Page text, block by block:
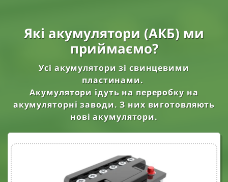
Які акумулятори (АКБ) ми
приймаємо?
Усі акумулятори зі свинцевими
пластинами.
Акумулятори ідуть на переробку на
акумуляторні заводи. З них виготовляють
нові акумулятори.